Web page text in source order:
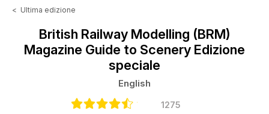
< Ultima edizione
British Railway Modelling (BRM)
Magazine Guide to Scenery Edizione
speciale
English
1275